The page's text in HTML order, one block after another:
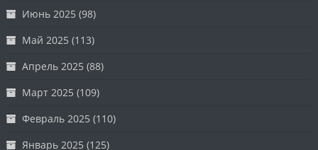
Июнь 2025 (98)
Май 2025 (113)
Апрель 2025 (88)
Март 2025 (109)
Февраль 2025 (110)
Январь 2025 (125)